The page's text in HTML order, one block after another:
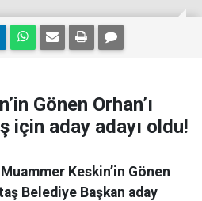
Gönen Orhan’ı
için aday adayı oldu!
Keskin’in Gönen
Belediye Başkan aday